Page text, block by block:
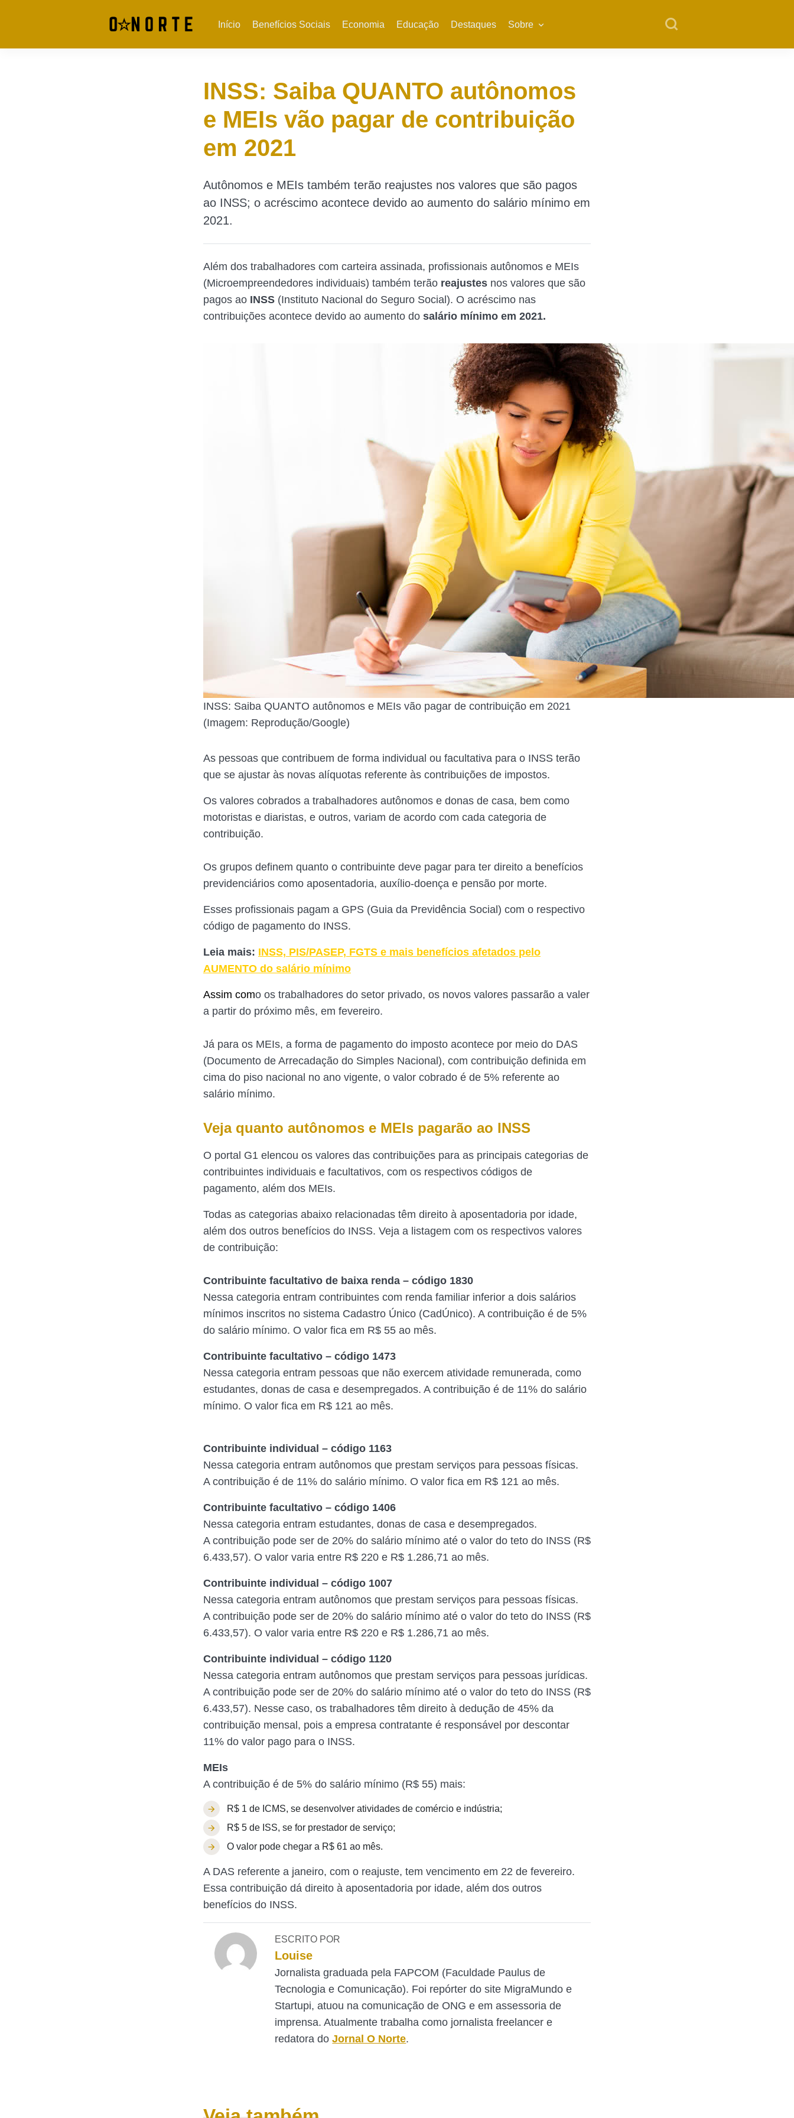
Início Benefícios Sociais Economia Educação Destaques Sobre
INSS: Saiba QUANTO autônomos
e MEIs vão pagar de contribuição
em 2021
Autônomos e MEIs também terão reajustes nos valores que são pagos
ao INSS; o acréscimo acontece devido ao aumento do salário mínimo em
2021.
Além dos trabalhadores com carteira assinada, profissionais autônomos e MEIs
(Microempreendedores individuais) também terão reajustes nos valores que são
pagos ao INSS (Instituto Nacional do Seguro Social). O acréscimo nas
contribuições acontece devido ao aumento do salário mínimo em 2021.
INSS: Saiba QUANTO autônomos e MEIs vão pagar de contribuição em 2021
(Imagem: Reprodução/Google)
As pessoas que contribuem de forma individual ou facultativa para o INSS terão
que se ajustar às novas alíquotas referente às contribuições de impostos.
Os valores cobrados a trabalhadores autônomos e donas de casa, bem como
motoristas e diaristas, e outros, variam de acordo com cada categoria de
contribuição.
Os grupos definem quanto o contribuinte deve pagar para ter direito a benefícios
previdenciários como aposentadoria, auxílio-doença e pensão por morte.
Esses profissionais pagam a GPS (Guia da Previdência Social) com o respectivo
código de pagamento do INSS.
Leia mais: INSS, PIS/PASEP, FGTS e mais benefícios afetados pelo
AUMENTO do salário mínimo
Assim como os trabalhadores do setor privado, os novos valores passarão a valer
a partir do próximo mês, em fevereiro.
Já para os MEIs, a forma de pagamento do imposto acontece por meio do DAS
(Documento de Arrecadação do Simples Nacional), com contribuição definida em
cima do piso nacional no ano vigente, o valor cobrado é de 5% referente ao
salário mínimo.
Veja quanto autônomos e MEIs pagarão ao INSS
O portal G1 elencou os valores das contribuições para as principais categorias de
contribuintes individuais e facultativos, com os respectivos códigos de
pagamento, além dos MEIs.
Todas as categorias abaixo relacionadas têm direito à aposentadoria por idade,
além dos outros benefícios do INSS. Veja a listagem com os respectivos valores
de contribuição:
Contribuinte facultativo de baixa renda – código 1830
Nessa categoria entram contribuintes com renda familiar inferior a dois salários
mínimos inscritos no sistema Cadastro Único (CadÚnico). A contribuição é de 5%
do salário mínimo. O valor fica em R$ 55 ao mês.
Contribuinte facultativo – código 1473
Nessa categoria entram pessoas que não exercem atividade remunerada, como
estudantes, donas de casa e desempregados. A contribuição é de 11% do salário
mínimo. O valor fica em R$ 121 ao mês.
Contribuinte individual – código 1163
Nessa categoria entram autônomos que prestam serviços para pessoas físicas.
A contribuição é de 11% do salário mínimo. O valor fica em R$ 121 ao mês.
Contribuinte facultativo – código 1406
Nessa categoria entram estudantes, donas de casa e desempregados.
A contribuição pode ser de 20% do salário mínimo até o valor do teto do INSS (R$
6.433,57). O valor varia entre R$ 220 e R$ 1.286,71 ao mês.
Contribuinte individual – código 1007
Nessa categoria entram autônomos que prestam serviços para pessoas físicas.
A contribuição pode ser de 20% do salário mínimo até o valor do teto do INSS (R$
6.433,57). O valor varia entre R$ 220 e R$ 1.286,71 ao mês.
Contribuinte individual – código 1120
Nessa categoria entram autônomos que prestam serviços para pessoas jurídicas.
A contribuição pode ser de 20% do salário mínimo até o valor do teto do INSS (R$
6.433,57). Nesse caso, os trabalhadores têm direito à dedução de 45% da
contribuição mensal, pois a empresa contratante é responsável por descontar
11% do valor pago para o INSS.
MEIs
A contribuição é de 5% do salário mínimo (R$ 55) mais:
R$ 1 de ICMS, se desenvolver atividades de comércio e indústria;
R$ 5 de ISS, se for prestador de serviço;
O valor pode chegar a R$ 61 ao mês.
A DAS referente a janeiro, com o reajuste, tem vencimento em 22 de fevereiro.
Essa contribuição dá direito à aposentadoria por idade, além dos outros
benefícios do INSS.
ESCRITO POR
Louise
Jornalista graduada pela FAPCOM (Faculdade Paulus de
Tecnologia e Comunicação). Foi repórter do site MigraMundo e
Startupi, atuou na comunicação de ONG e em assessoria de
imprensa. Atualmente trabalha como jornalista freelancer e
redatora doJornal O Norte.